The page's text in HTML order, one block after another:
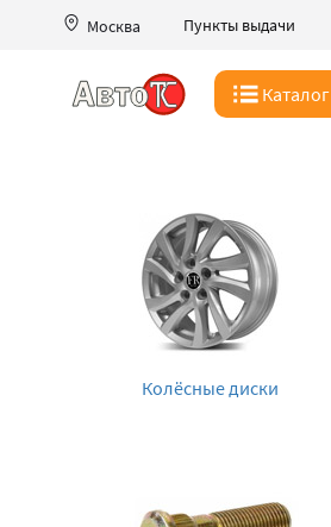
Москва Пункты выдачи
Каталог
Колёсные диски